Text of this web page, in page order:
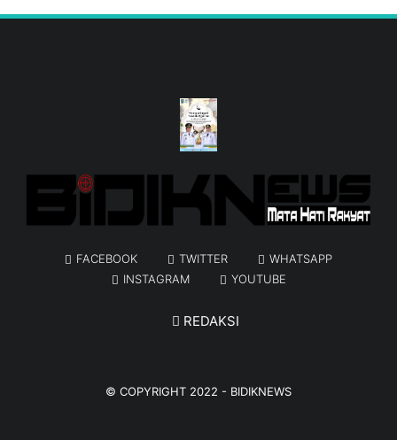
FACEBOOK TWITTER
WHATSAPP
INSTAGRAM
YOUTUBE
REDAKSI
© COPYRIGHT 2022 - BIDIKNEWS